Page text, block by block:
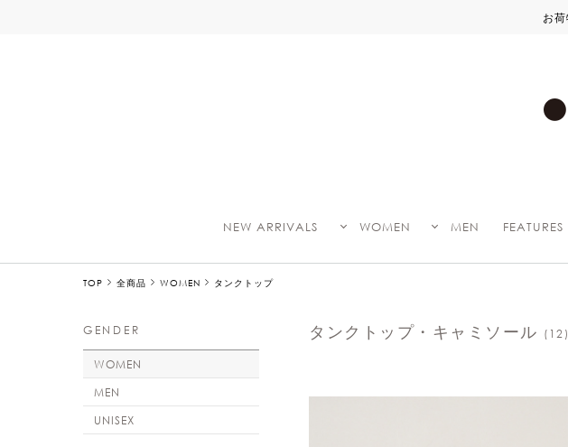
NEW ARRIVALS WOMEN MEN FEATURES
TOP 全商品 WOMEN タンクトップ
タンクトップ・キャミソール (12)
GENDER
WOMEN
MEN
UNISEX